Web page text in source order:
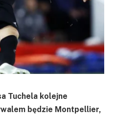
Tuchela kolejne
będzie Montpellier,